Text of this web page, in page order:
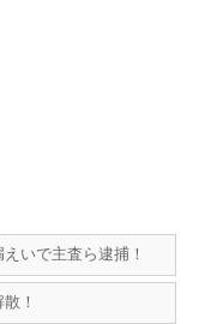
いで主査ら逮捕！
！